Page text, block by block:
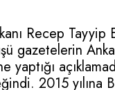
Recep Tayyip
gazetelerin
yaptığı
2015 yılına